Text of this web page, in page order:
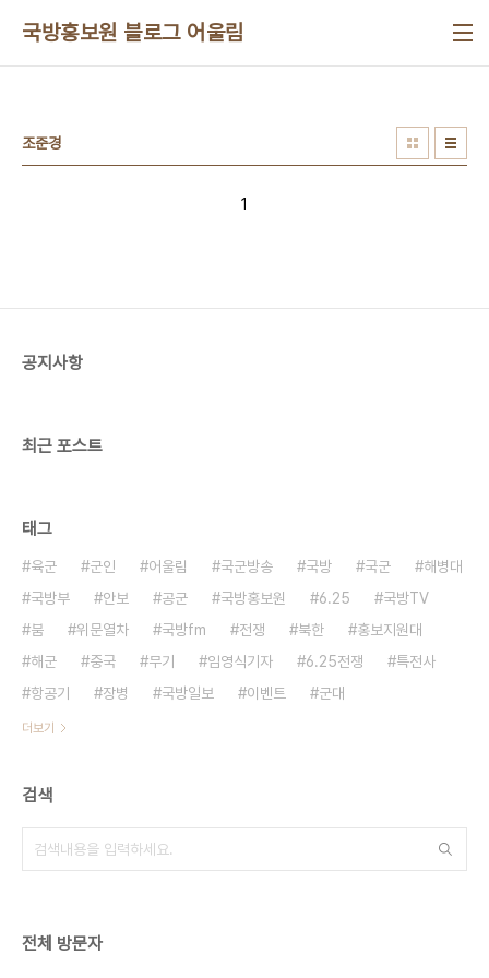
국방홍보원 블로그 어울림
조준경
1
공지사항
최근 포스트
태그
육군 군인 어울림 국군방송 국방 국군
해병대
국방부
안보 공군 국방홍보원 6.25
국방TV
붐
위문열차 국방fm 전쟁 북한
홍보지원대
해군
중국 무기 임영식기자 6.25전쟁
특전사
항공기
장병 국방일보 이벤트 군대
더보기
검색
전체 방문자